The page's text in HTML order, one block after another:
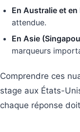
En Australie et en
attendue.
En Asie
marqueurs
Comprendre ces
stage aux États-
chaque réponse